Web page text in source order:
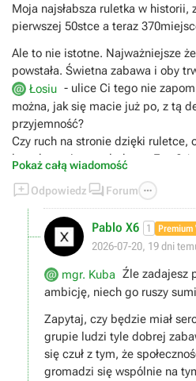
Moja najsłabsza ruletka w historii,
pierwszej 50stce a teraz
Ale to nie istotne. Najważniejsze
powstała. Świetna zabawa i oby
Łosiu - ulice Ci tego nie
można, jak się macie już po, z tą
przyjemność?
Czy ruch na stronie dzięki ruletce,
lata dostaniemy ruletkę na Euro? ;)
Pokaż całą wiadomość
Odpowiedz  Forum 
Pablo X6 1 Premium
2026-07-20, 19 dni
mgr. Kuba Źle zadajesz
ambicję, niech go ruszy
Zapytaj, czy będzie miał
grupie ludzi tyle dobrej
się czuł z tym, że
gromadzi się wspólnie na